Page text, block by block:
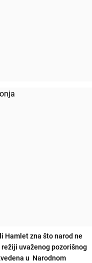
Hamlet zna što narod ne
uvaženog pozorišnog
u Narodnom